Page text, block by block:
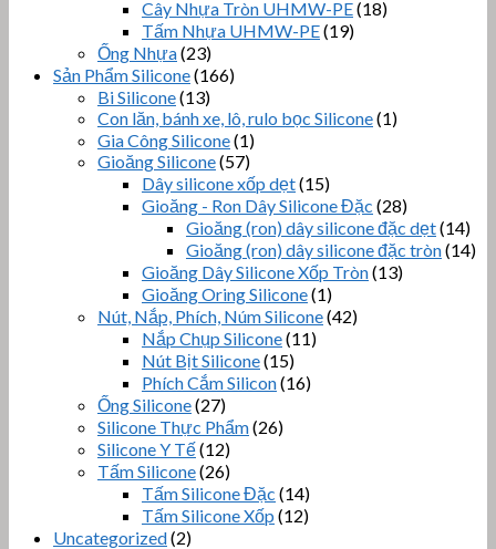
Cây Nhựa Tròn UHMW-PE(18)
Tấm Nhựa UHMW-PE(19)
Ống Nhựa(23)
Sản Phẩm Silicone(166)
Bi Silicone(13)
Con lăn, bánh xe, lô, rulo bọc Silicone(1)
Gia Công Silicone(1)
Gioăng Silicone(57)
Dây silicone xốp dẹt(15)
Gioăng - Ron Dây Silicone Đặc (28)
Gioăng (ron) dây silicone đặc dẹt(14)
Gioăng (ron) dây silicone đặc tròn(14)
Gioăng Dây Silicone Xốp Tròn(13)
Gioăng Oring Silicone(1)
Nút, Nắp, Phích, Núm Silicone(42)
Nắp Chụp Silicone(11)
Nút Bịt Silicone(15)
Phích Cắm Silicon(16)
Ống Silicone(27)
Silicone Thực Phẩm(26)
Silicone Y Tế(12)
Tấm Silicone(26)
Tấm Silicone Đặc (14)
Tấm Silicone Xốp (12)
Uncategorized(2)